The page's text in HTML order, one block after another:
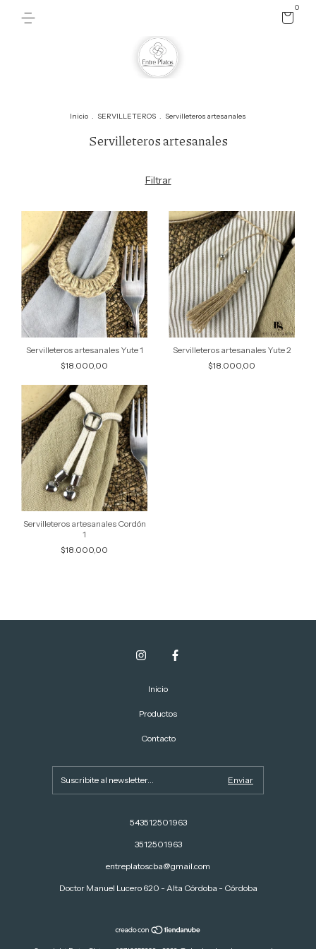
0
Inicio . SERVILLETEROS . Servilleteros artesanales
Servilleteros artesanales
Filtrar
Servilleteros artesanales Yute 1
$18.000,00
Servilleteros artesanales Yute 2
$18.000,00
Servilleteros artesanales Cordón
1
$18.000,00
Inicio
Productos
Contacto
543512501963
3512501963
entreplatoscba@gmail.com
Doctor Manuel Lucero 620 - Alta Córdoba - Córdoba